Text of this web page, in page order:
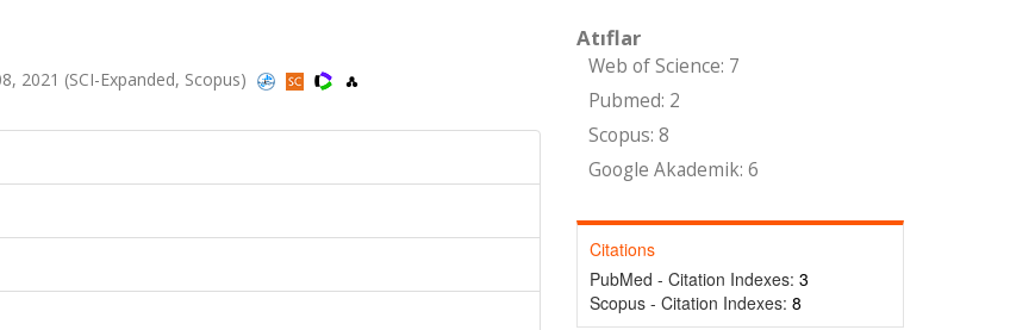
2021 (SCI-Expanded, Scopus)
Atıflar
Web of Science: 7
Pubmed: 2
Scopus: 8
Google Akademik: 6
Citations
PubMed - Citation Indexes: 3
Scopus - Citation Indexes: 8